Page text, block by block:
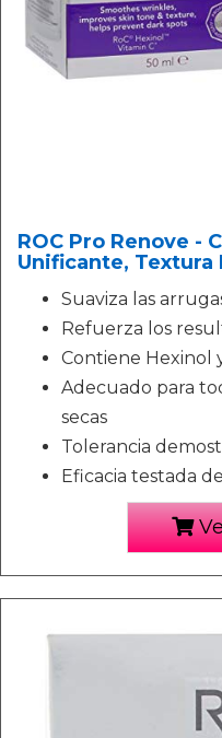
ROC Pro Renove -
Unificante, Textura
Suaviza las
Refuerza los
Contiene Hexinol
Adecuado para
secas
Tolerancia
Eficacia testada